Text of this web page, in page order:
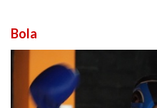
Bola